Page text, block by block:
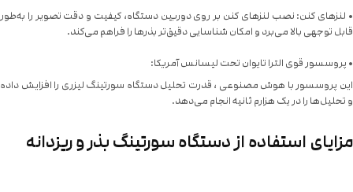
• لنزهای کنن: نصب لنزهای کنن بر روی دوربین دستگاه، کیفیت و دقت تصویر را به‌طور
قابل توجهی بالا می‌برد و امکان شناسایی دقیق‌تر بذرها را فراهم می‌کند.
• پروسسور قوی الترا تایوان تحت لیسانس آمریکا:
این پروسسور با هوش مصنوعی ، قدرت تحلیل دستگاه سورتینگ لیزری را افزایش داده
و تحلیل‌ها را در یک هزارم ثانیه انجام می‌دهد.
مزایای استفاده از دستگاه سورتینگ بذر و ریزدانه